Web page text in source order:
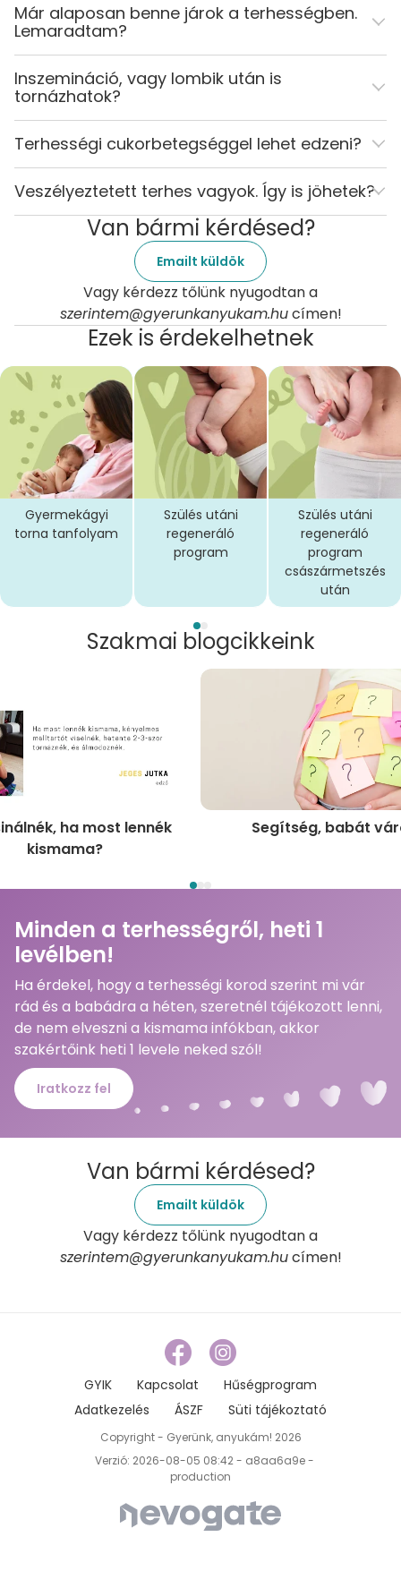
Már alaposan benne járok a terhességben.
Lemaradtam?
Inszemináció, vagy lombik után is
tornázhatok?
Terhességi cukorbetegséggel lehet edzeni?
Veszélyeztetett terhes vagyok. Így is jöhetek?
Van bármi kérdésed?
Emailt küldök
Vagy kérdezz tőlünk nyugodtan a
szerintem@gyerunkanyukam.hucímen!
Ezek is érdekelhetnek
Gyermekágyi
torna tanfolyam
Szülés utáni
regeneráló
program
Szülés utáni
regeneráló
program
császármetszés
után
Szakmai blogcikkeink
ha most lennék
kismama?
Segítség, babát
Minden a terhességről, heti 1
levélben!
Ha érdekel, hogy a terhességi korod szerint mi vár
rád és a babádra a héten, szeretnél tájékozott lenni,
de nem elveszni a kismama infókban, akkor
szakértőink heti 1 levele neked szól!
Iratkozz fel
Van bármi kérdésed?
Emailt küldök
Vagy kérdezz tőlünk nyugodtan a
szerintem@gyerunkanyukam.hucímen!
GYIK Kapcsolat
Hűségprogram
Adatkezelés
ÁSZF Süti tájékoztató
Copyright - Gyerünk, anyukám! 2026
Verzió: 2026-08-05 08:42 - a8aa6a9e -
production